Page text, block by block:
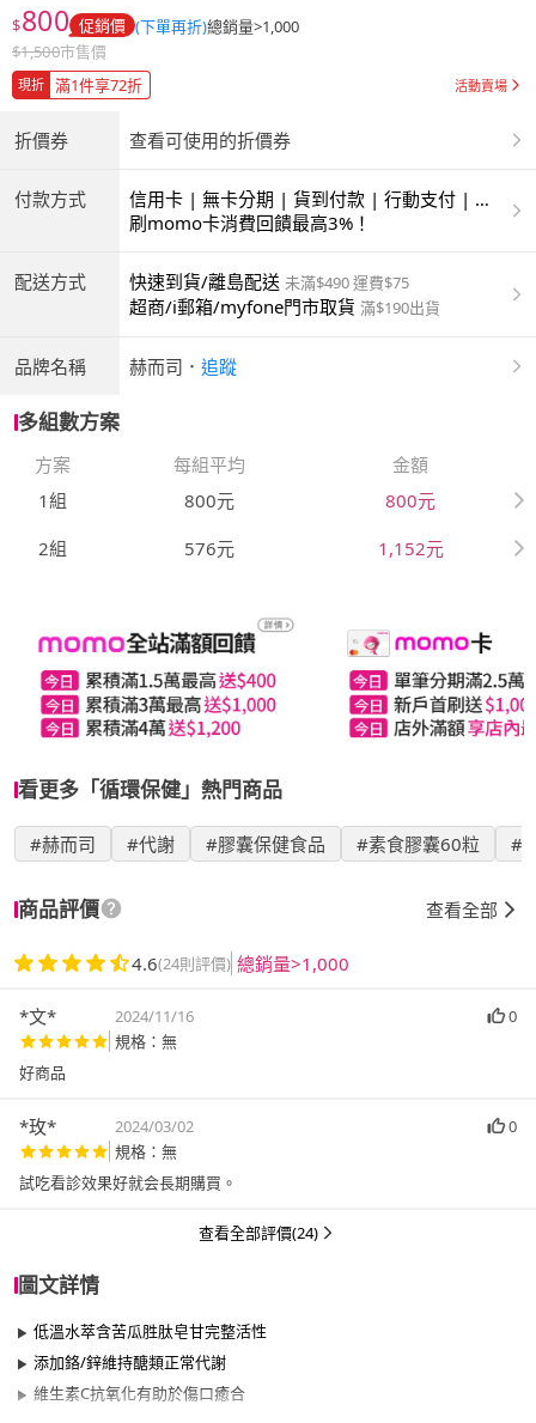
$800 促銷價 (下單再折)總銷量>1,000
$1,500市售價
現折 滿1件享72折 活動賣場
折價券 查看可使用的折價券
付款方式
信用卡 | 無卡分期 | 貨到付款 | 行動支付 | 超
商付款 | ATM | 銀聯卡
刷momo卡消費回饋最高3%！
配送方式 快速到貨/離島配送 未滿$490 運費$75
超商/i郵箱/myfone門市取貨 滿$190出貨
品牌名稱 赫而司 ． 追蹤
多組數方案
方案 每組平均
金額
1組
800元
800元
2組
576元 1,152元
看更多「循環保健」熱門商品
#赫而司 #代謝 #膠囊保健食品 #素食膠囊60粒 #
商品評價 查看全部
4.6(24則評價) 總銷量>1,000
*文* 2024/11/16
0
規格：無
好商品
*玫* 2024/03/02
0
規格：無
試吃看診效果好就会長期購買。
查看全部評價(24)
圖文詳情
低溫水萃含苦瓜胜肽皂甘完整活性
添加鉻/鋅維持醣類正常代謝
維生素C抗氧化有助於傷口癒合